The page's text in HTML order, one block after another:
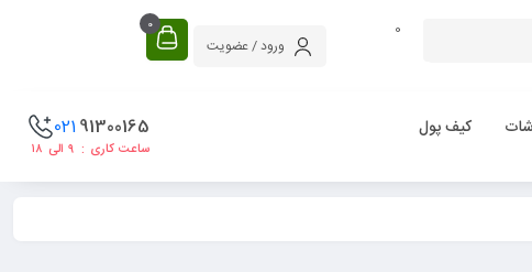
0
ورود / عضویت
0
کیف پول 91300165
021
ساعت کاری : ۹ الی ۱۸